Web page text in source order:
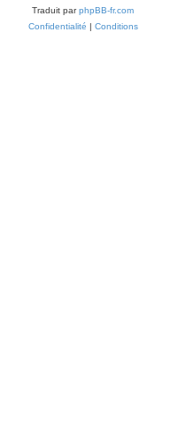
Traduit parphpBB-fr.com
Confidentialité | Conditions